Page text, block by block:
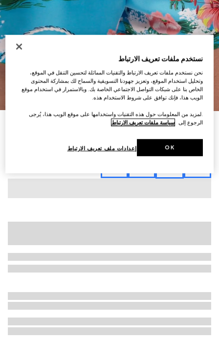
/
7
شورت من تويل الحرير مزيّن بطبعات
SAR 3,900
متعدد الألوان
نستخدم ملفات تعريف الارتباط
نحن نستخدم ملفات تعريف الارتباط والتقنيات المماثلة لتحسين التنقل في الموقع،
وتحليل استخدام الموقع، وتعزيز جهودنا التسويقية والسماح لك بمشاركة المحتوى
الخاص بنا على شبكات التواصل الاجتماعي الخاصة بك. وبالاستمرار في استخدام موقع
الويب هذا، فإنك توافق على شروط الاستخدام هذه.
.لمزيد من المعلومات حول هذه التقنيات واستخدامها على موقع الويب هذا، يُرجى
الرجوع إلى سياسة ملفات تعريف الارتباط
إعدادات ملف تعريف الارتباط OK